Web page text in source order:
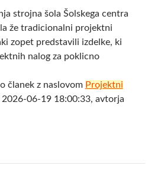
strojna šola Šolskega centra
že tradicionalni projektni
zopet predstavili izdelke, ki
nalog za poklicno
članek z naslovom Projektni
06-19 18:00:33, avtorja